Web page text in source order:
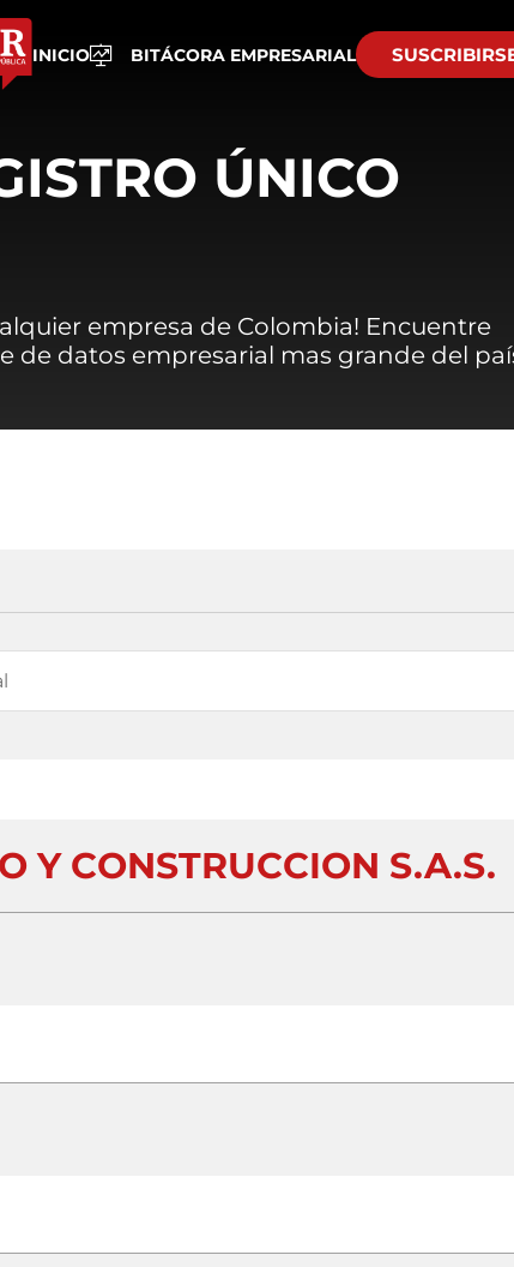
INICIO BITÁCORA EMPRESARIAL
ÚNICO
empresa de Colombia! Encuentre
de datos empresarial mas grande del
Y CONSTRUCCION S.A.S.